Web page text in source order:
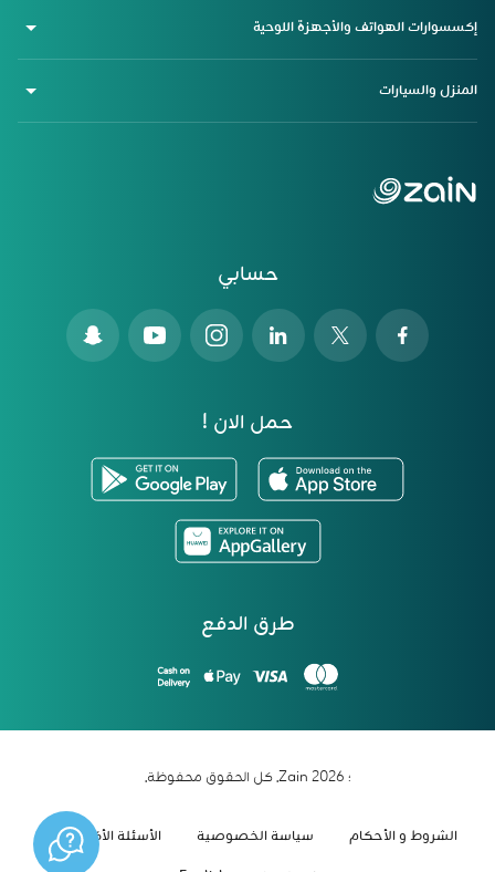
حسابي
حمل الان !
طرق الدفع
إكسسوارات الهواتف والأجهزة اللوحية
المنزل والسيارات
؛ 2026 Zain. كل الحقوق محفوظة.
الشروط و الأحكام سياسة الخصوصية
الأسئلة الأكثر شيوعاً